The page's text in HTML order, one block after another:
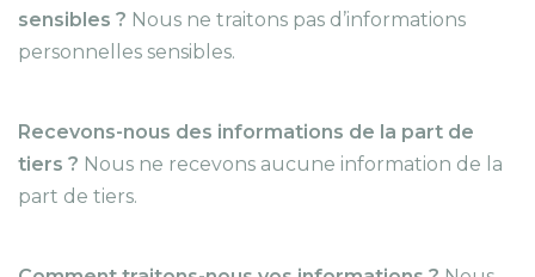
sensibles ? Nous ne traitons pas d’informations
personnelles sensibles.
Recevons-nous des informations de la part de
tiers ? Nous ne recevons aucune information de la
part de tiers.